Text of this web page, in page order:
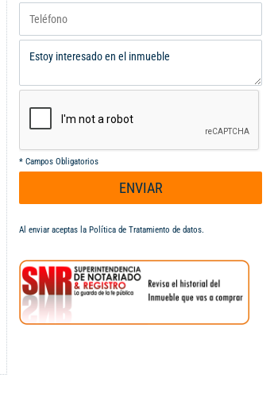
* Campos Obligatorios
ENVIAR
Al enviar aceptas la Política de Tratamiento de datos.